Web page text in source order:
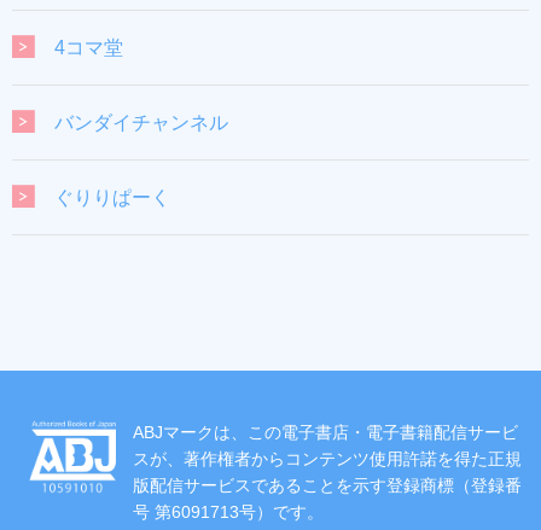
4コマ堂
バンダイチャンネル
ぐりりぱーく
ABJマークは、この電子書店・電子書籍配信サービ
スが、著作権者からコンテンツ使用許諾を得た正規
版配信サービスであることを示す登録商標（登録番
号 第6091713号）です。